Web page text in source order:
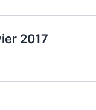
2017